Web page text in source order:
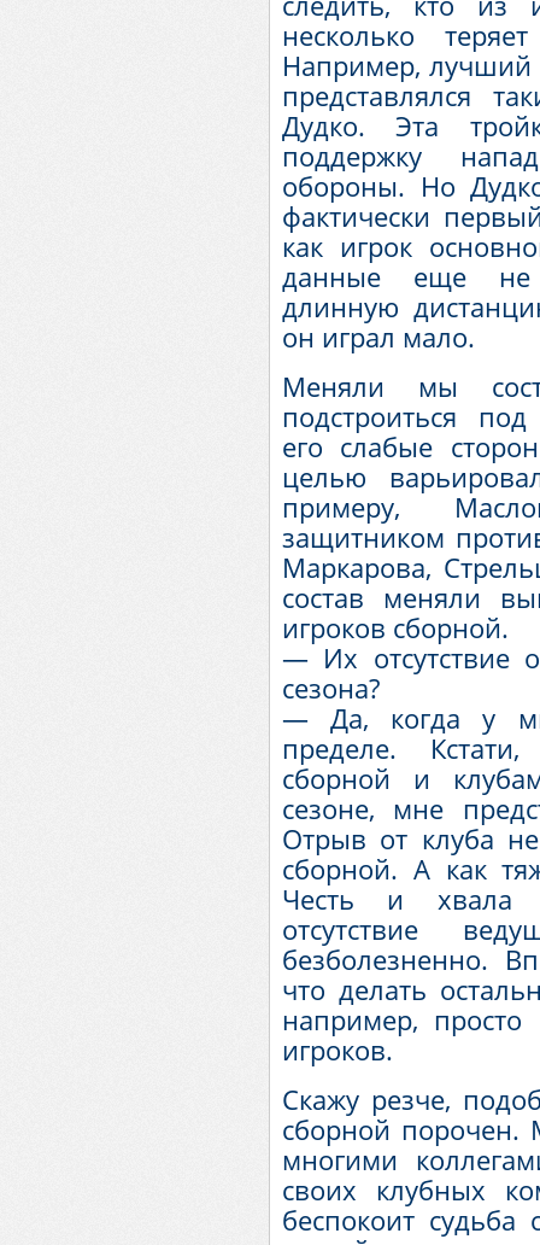
несколько
Например, лучший
представлялся
Дудко. Эта
поддержку
обороны. Но
фактически
как игрок
данные еще не
длинную
он играл мало.
Меняли мы
подстроиться
его слабые
целью
примеру,
защитником
Маркарова,
состав меняли
игроков сборной.
— Их отсутствие
сезона?
— Да, когда у
пределе.
сборной и
сезоне, мне
Отрыв от клуба
сборной. А как
Честь и хвала
отсутствие
безболезненно.
что делать
например, просто
игроков.
Скажу резче,
сборной порочен.
многими
своих клубных
беспокоит